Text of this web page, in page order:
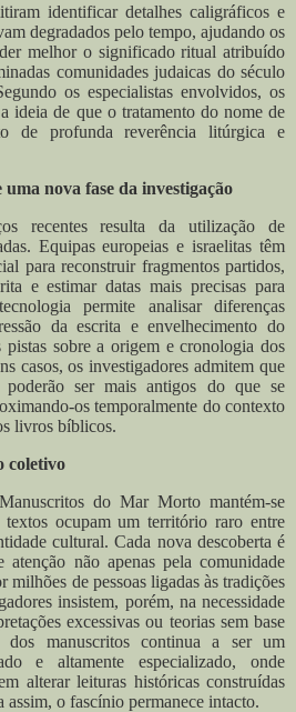
identificar detalhes caligráficos e
degradados pelo tempo, ajudando os
melhor o significado ritual atribuído
comunidades judaicas do século
os especialistas envolvidos, os
ideia de que o tratamento do nome de
de profunda reverência litúrgica e
nova fase da investigação
recentes resulta da utilização de
Equipas europeias e israelitas têm
para reconstruir fragmentos partidos,
e estimar datas mais precisas para
permite analisar diferenças
da escrita e envelhecimento do
pistas sobre a origem e cronologia dos
casos, os investigadores admitem que
poderão ser mais antigos do que se
os temporalmente do contexto
livros bíblicos.
coletivo
do Mar Morto mantém-se
textos ocupam um território raro entre
cultural.Cada nova descoberta é
atenção não apenas pela comunidade
milhões de pessoas ligadas às tradições
insistem, porém, na necessidade
excessivas ou teorias sem base
dos manuscritos continua a ser um
e altamente especializado, onde
alterar leituras históricas construídas
assim, o fascínio permanece intacto.